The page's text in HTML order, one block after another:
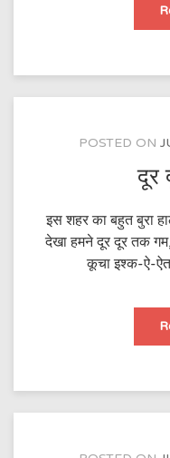
POSTED ON
इस शहर का बहुत बुरा
देखा हमने दूर दूर तक
कूचा इश्क-ऐ-